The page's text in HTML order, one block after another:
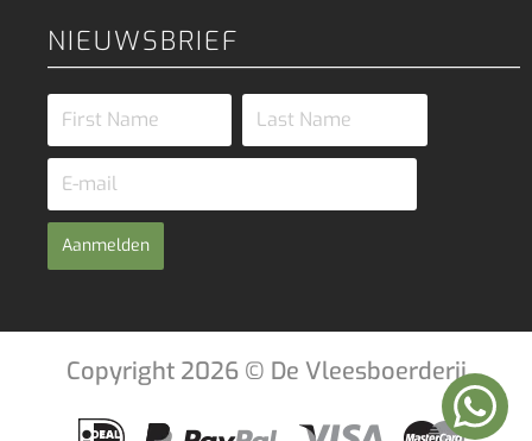
NIEUWSBRIEF
Aanmelden
Copyright 2026 © De Vleesboerderij